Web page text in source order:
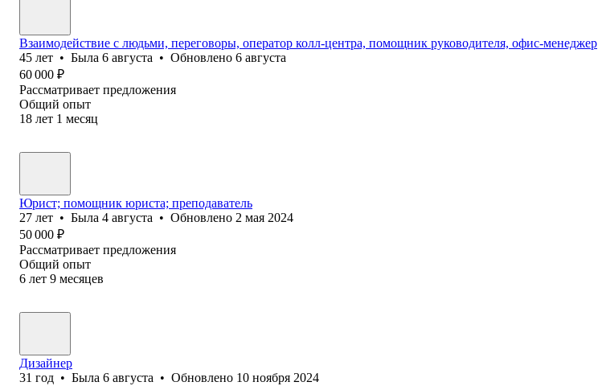
Взаимодействие с людьми, переговоры, оператор колл-центра, помощник руководителя, офис-менеджер
45 лет • Была 6 августа • Обновлено 6 августа
60 000 ₽
Рассматривает предложения
Общий опыт
18 лет 1 месяц
Юрист; помощник юриста; преподаватель
27 лет • Была 4 августа • Обновлено 2 мая 2024
50 000 ₽
Рассматривает предложения
Общий опыт
6 лет 9 месяцев
Дизайнер
31 год • Была 6 августа • Обновлено 10 ноября 2024